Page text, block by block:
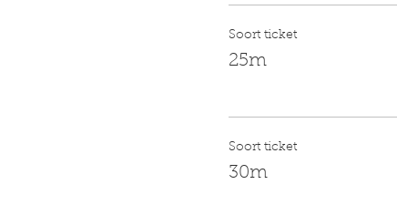
Soort ticket
25m
Soort ticket
30m